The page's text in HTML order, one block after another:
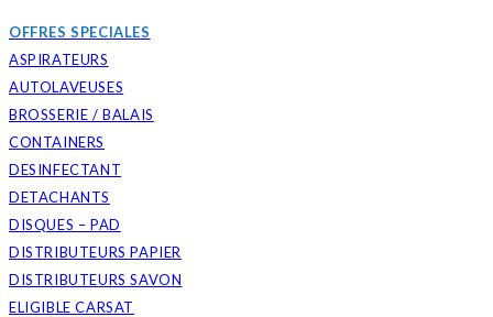
OFFRES SPECIALES
ASPIRATEURS
AUTOLAVEUSES
BROSSERIE / BALAIS
CONTAINERS
DESINFECTANT
DETACHANTS
DISQUES – PAD
DISTRIBUTEURS PAPIER
DISTRIBUTEURS SAVON
ELIGIBLE CARSAT